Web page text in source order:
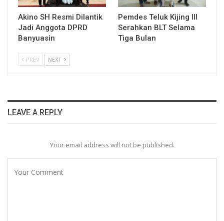
Akino SH Resmi Dilantik
Jadi Anggota DPRD
Banyuasin
Pemdes Teluk Kijing III
Serahkan BLT Selama
Tiga Bulan
PREV NEXT
LEAVE A REPLY
Your email address will not be published.